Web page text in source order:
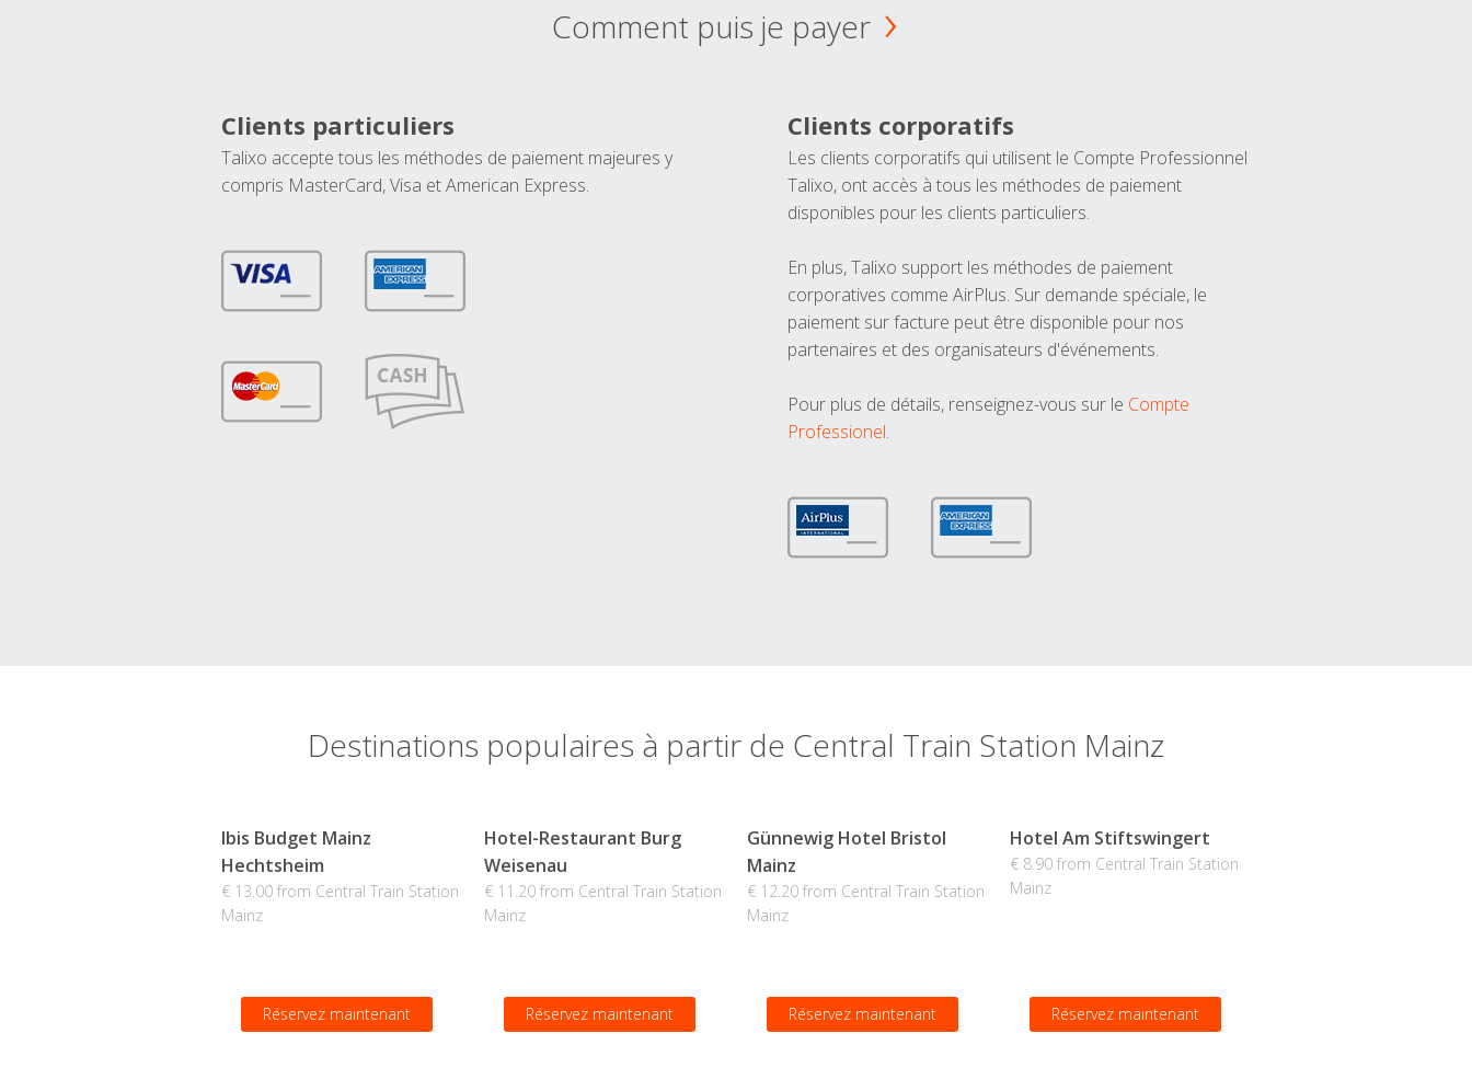
Comment puis je payer
Clients particuliers
Talixo accepte tous les méthodes de paiement majeures y
compris MasterCard, Visa et American Express.
Clients corporatifs
Les clients corporatifs qui utilisent le Compte Professionnel
Talixo, ont accès à tous les méthodes de paiement
disponibles pour les clients particuliers.
En plus, Talixo support les méthodes de paiement
corporatives comme AirPlus. Sur demande spéciale, le
paiement sur facture peut être disponible pour nos
partenaires et des organisateurs d'événements.
Pour plus de détails, renseignez-vous sur le Compte
Professionel.
Destinations populaires à partir de Central Train Station Mainz
Ibis Budget Mainz
Hechtsheim
€ 13.00 from Central Train Station
Mainz
Réservez maintenant
Hotel-Restaurant Burg
Weisenau
€ 11.20 from Central Train Station
Mainz
Réservez maintenant
Günnewig Hotel Bristol
Mainz
€ 12.20 from Central Train Station
Mainz
Réservez maintenant
Hotel Am Stiftswingert
€ 8.90 from Central Train Station
Mainz
Réservez maintenant